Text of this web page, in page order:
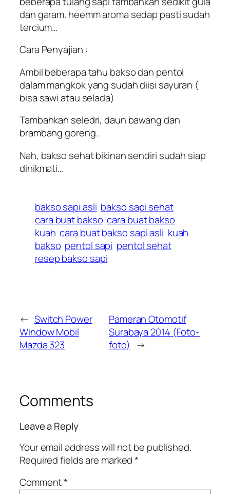
dan garam. heemm aroma sedap pasti sudah
tercium…
Cara Penyajian :
Ambil beberapa tahu bakso dan pentol
dalam mangkok yang sudah diisi sayuran (
bisa sawi atau selada)
Tambahkan seledri, daun bawang dan
brambang goreng..
Nah, bakso sehat bikinan sendiri sudah siap
dinikmati…
bakso sapi asli bakso sapi sehat
cara buat bakso cara buat bakso
kuah cara buat bakso sapi asli kuah
bakso pentol sapi pentol sehat
resep bakso sapi
← Switch Power
Window Mobil
Mazda 323
Pameran Otomotif
Surabaya 2014 (Foto-
foto) →
Comments
Leave a Reply
Your email address will not be published.
Required fields are marked*
Comment*